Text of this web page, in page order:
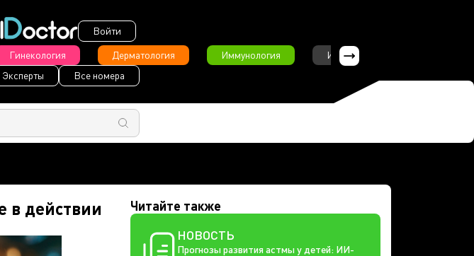
Войти
Гинекология Дерматология Иммунология Интервью
Эксперты Все номера
в действии
Читайте также
НОВОСТЬ
Прогнозы развития астмы у детей: ИИ-